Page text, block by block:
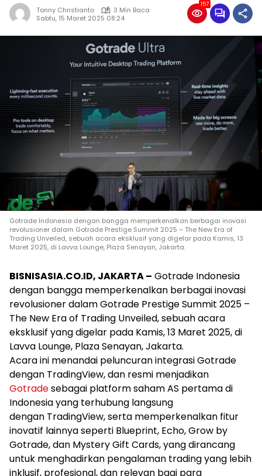
Tonny Christianto
3 Min Baca
Sabtu, 15 Maret 2025 08:24
157
Gotrade Indonesia dengan bangga memperkenalkan berbagai inovasi
revolusioner dalam Gotrade Prestige Summit 2025 – The New Era of
Trading Unveiled, sebuah acara eksklusif yang digelar pada Kamis, 13
Maret 2025, di Lavva Lounge, Plaza Senayan, Jakarta.
BISNISASIA.CO.ID, JAKARTA – Gotrade Indonesia
dengan bangga memperkenalkan berbagai inovasi
revolusioner dalam Gotrade Prestige Summit 2025 –
The New Era of Trading Unveiled, sebuah acara
eksklusif yang digelar pada Kamis, 13 Maret 2025, di
Lavva Lounge, Plaza Senayan, Jakarta.
Acara ini menandai peluncuran integrasi Gotrade
dengan TradingView, dan resmi menjadikan
Gotradesebagai platform saham AS pertama di
Indonesia yang terhubung langsung
dengan TradingView, serta memperkenalkan fitur
inovatif lainnya seperti Blueprint, Echo, Grow by
Gotrade, dan Mystery Gift Cards, yang dirancang
untuk menghadirkan pengalaman trading yang lebih
inklusif, profesional, dan relevan bagi para